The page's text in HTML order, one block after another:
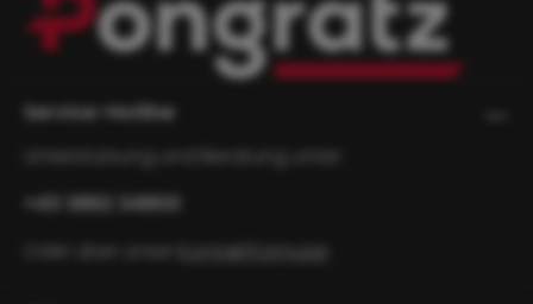
Service-Hotline
+43 3862 34800
Kontaktformular